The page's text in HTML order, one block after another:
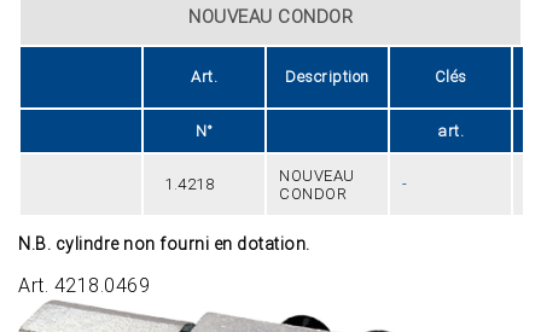
NOUVEAU CONDOR
Art. Description Clés
N° art.
1.4218
NOUVEAU
CONDOR
-
N.B. cylindre non fourni en dotation.
Art. 4218.0469